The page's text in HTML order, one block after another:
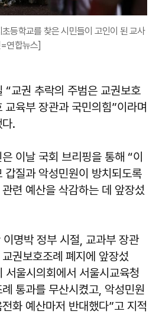
등학교를 찾은 시민들이 고인이 된 교사
연합뉴스]
“교권 추락의 주범은 교권보호
육부 장관과 국민의힘”이라며
.
이날 국회 브리핑을 통해 “이
갑질과 악성민원이 방치되도록
련 예산을 삭감하는 데 앞장섰
명박 정부 시절, 교과부 장관
권보호조례 폐지에 앞장섰
서울시의회에서 서울시교육청
통과를 무산시켰고, 악성민원
화 예산마저 반대했다”고 지적